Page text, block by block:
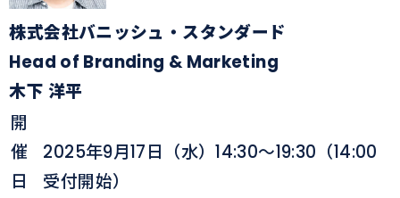
株式会社バニッシュ・スタンダード
Head of Branding & Marketing
木下 洋平
開
催
日
2025年9月17日（水）14:30〜19:30（14:00
受付開始）